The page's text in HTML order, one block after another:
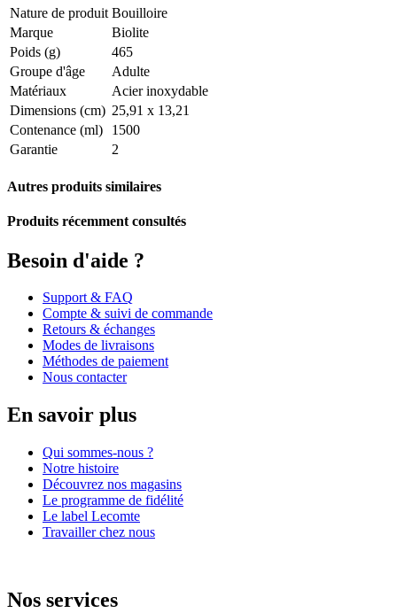
Nature de produit Bouilloire
Marque
Biolite
Poids (g)
465
Groupe d'âge
Adulte
Matériaux
Acier inoxydable
Dimensions (cm) 25,91 x 13,21
Contenance (ml)
1500
Garantie
2
Autres produits similaires
Produits récemment consultés
Besoin d'aide ?
Support & FAQ
Compte & suivi de commande
Retours & échanges
Modes de livraisons
Méthodes de paiement
Nous contacter
En savoir plus
Qui sommes-nous ?
Notre histoire
Découvrez nos magasins
Le programme de fidélité
Le label Lecomte
Travailler chez nous
Nos services